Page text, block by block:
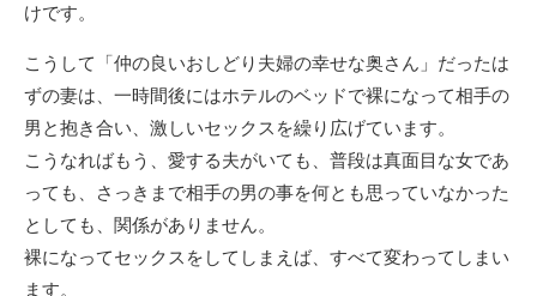
けです。
こうして「仲の良いおしどり夫婦の幸せな奥さん」だったは
ずの妻は、一時間後にはホテルのベッドで裸になって相手の
男と抱き合い、激しいセックスを繰り広げています。
こうなればもう、愛する夫がいても、普段は真面目な女であ
っても、さっきまで相手の男の事を何とも思っていなかった
としても、関係がありません。
裸になってセックスをしてしまえば、すべて変わってしまい
ます。